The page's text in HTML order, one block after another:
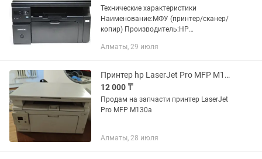
Технические характеристики
Наименование:МФУ (принтер/сканер/
копир) Производитель:HP
Технология печати:Лазерная (чб)
печати:18...
Алматы, 29 июля
Принтер hp LaserJet Pro MFP M130a на запчасти
12 000 ₸
Продам на запчасти принтер LaserJet
Pro MFP M130a
Алматы, 28 июля